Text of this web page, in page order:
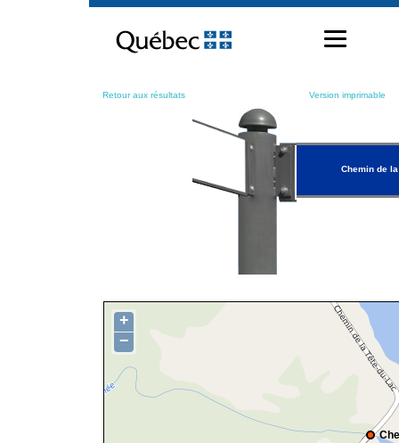
contenu
Retour aux résultats Version imprimable
Chemin de
+
−